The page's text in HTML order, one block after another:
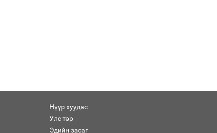
Нүүр хуудас
Улс төр
Эдийн засаг